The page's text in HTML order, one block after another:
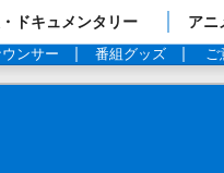
ドキュメンタリー アニ
ンサー 番組グッズ ご